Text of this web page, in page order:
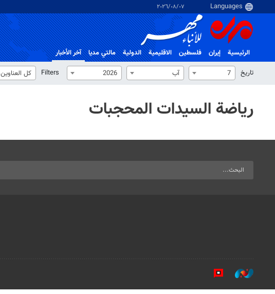
٠٧‏/٠٨‏/٢٠٢٦
الرئيسية إيران فلسطین الاقلیمیة الدولية مالتي مدیا
آخر الأخبار
تاریخ
7 آب 2026
Filters كل العناوين
رياضة السيدات المحجبات